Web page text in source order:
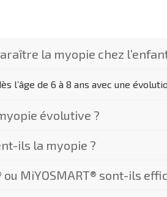
la myopie chez
l’âge de 6 à 8 ans avec une
évolutive ?
ils la myopie ?
MiYOSMART® sont-ils